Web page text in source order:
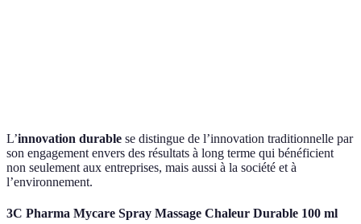
L’innovation durable se distingue de l’innovation traditionnelle par
son engagement envers des résultats à long terme qui bénéficient
non seulement aux entreprises, mais aussi à la société et à
l’environnement.
3C Pharma Mycare Spray Massage Chaleur Durable 100 ml